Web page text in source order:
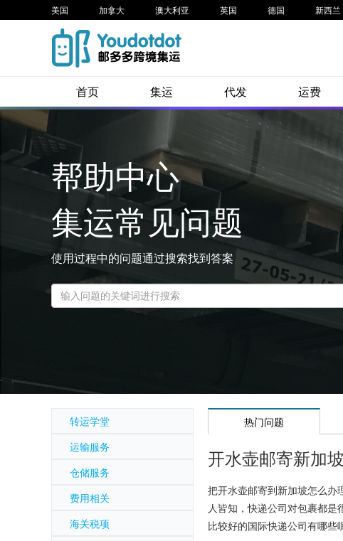
美国 加拿大 澳大利亚 英国 德国 新西兰
首页 集运 代发 运费
帮助中心
集运常见问题
使用过程中的问题通过搜索找到答案
转运学堂
运输服务
仓储服务
费用相关
海关税项
热门问题
开水壶邮寄新加
把开水壶邮寄到新加坡怎么办
人皆知，快递公司对包裹都
比较好的国际快递公司有哪些